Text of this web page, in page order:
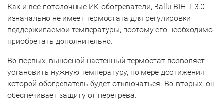
Как и все потолочные ИК-обогреватели, Ballu BIH-T-3.0
изначально не имеет термостата для регулировки
поддерживаемой температуры, поэтому его необходимо
приобретать дополнительно.
Во-первых, выносной настенный термостат позволяет
установить нужную температуру, по мере достижения
которой обогреватель будет отключаться. Во-вторых, он
обеспечивает защиту от перегрева.